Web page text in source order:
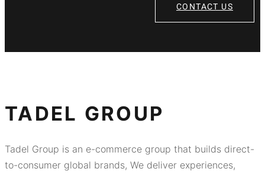
CONTACT US
TADEL GROUP
Tadel Group is an e-commerce group that builds direct-
to-consumer global brands, We deliver experiences,